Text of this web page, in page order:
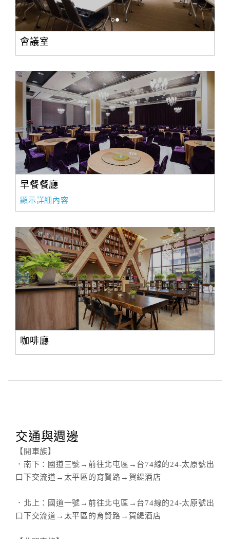
伴
計
劃
商
會議室
早餐餐廳
顯示詳細內容
咖啡廳
交通與週邊
【開車族】
．南下：國道三號→前往北屯區→台74線的24-太原號出
口下交流道→太平區的育賢路→賀緹酒店
．北上：國道一號→前往北屯區→台74線的24-太原號出
口下交流道→太平區的育賢路→賀緹酒店